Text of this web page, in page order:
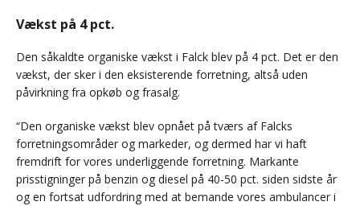
Vækst på 4 pct.
Den såkaldte organiske vækst i Falck blev på 4 pct. Det er den
vækst, der sker i den eksisterende forretning, altså uden
påvirkning fra opkøb og frasalg.
“Den organiske vækst blev opnået på tværs af Falcks
forretningsområder og markeder, og dermed har vi haft
fremdrift for vores underliggende forretning. Markante
prisstigninger på benzin og diesel på 40-50 pct. siden sidste år
og en fortsat udfordring med at bemande vores ambulancer i